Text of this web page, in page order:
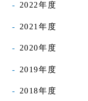
2022年度
2021年度
2020年度
2019年度
2018年度